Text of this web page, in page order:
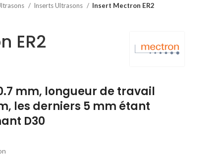
Inserts Ultrasons Insert Mectron ER2
ER2
mm, longueur de travail
les derniers 5 mm étant
D30